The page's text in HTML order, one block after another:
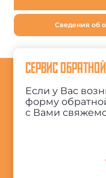
Сведения об
СЕРВИС
Если у Вас
форму
с Вами